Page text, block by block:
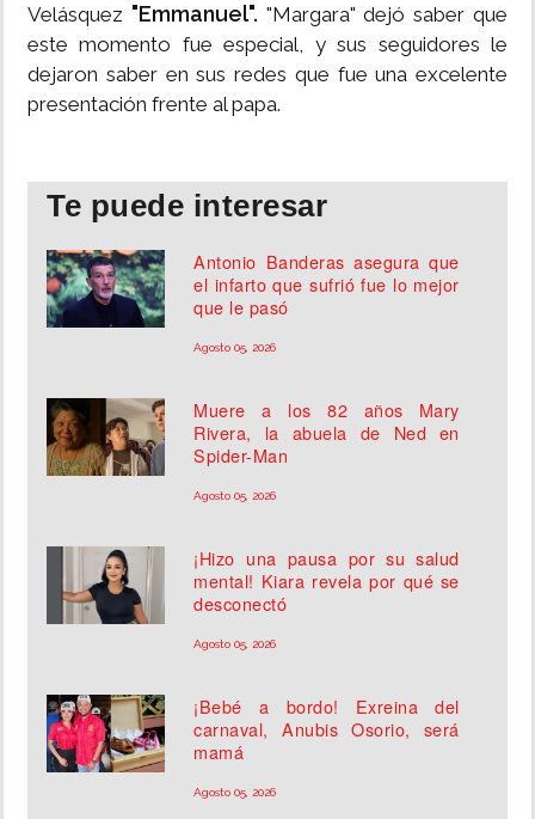
Velásquez "Emmanuel". "Margara" dejó saber que
este momento fue especial, y sus seguidores le
dejaron saber en sus redes que fue una excelente
presentación frente al papa.
Te puede interesar
Antonio Banderas asegura que
el infarto que sufrió fue lo mejor
que le pasó
Agosto 05, 2026
Muere a los 82 años Mary
Rivera, la abuela de Ned en
Spider-Man
Agosto 05, 2026
¡Hizo una pausa por su salud
mental! Kiara revela por qué se
desconectó
Agosto 05, 2026
¡Bebé a bordo! Exreina del
carnaval, Anubis Osorio, será
mamá
Agosto 05, 2026